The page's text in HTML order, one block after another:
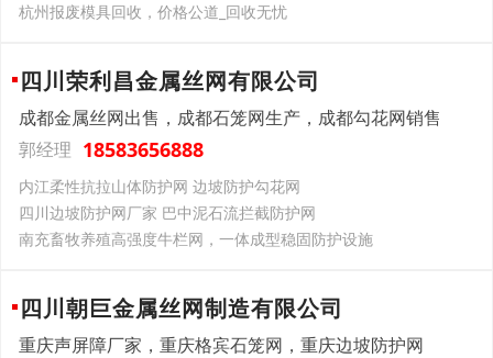
杭州报废模具回收，价格公道_回收无忧
四川荣利昌金属丝网有限公司
成都金属丝网出售，成都石笼网生产，成都勾花网销售
郭经理 18583656888
内江柔性抗拉山体防护网 边坡防护勾花网
四川边坡防护网厂家 巴中泥石流拦截防护网
南充畜牧养殖高强度牛栏网，一体成型稳固防护设施
四川朝巨金属丝网制造有限公司
重庆声屏障厂家，重庆格宾石笼网，重庆边坡防护网